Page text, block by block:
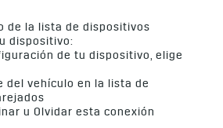
de la lista de dispositivos
dispositivo:
de tu dispositivo, elige
del vehículo en la lista de
u Olvidar esta conexión